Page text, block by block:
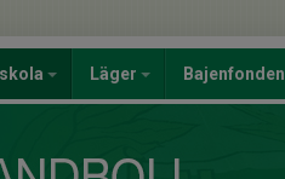
Läger Bajenfonden